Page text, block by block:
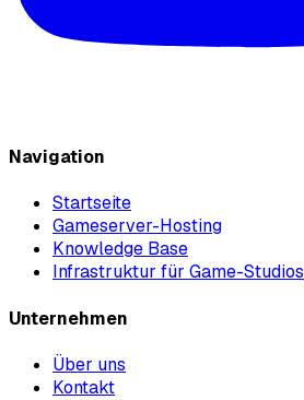
Navigation
Startseite
Gameserver-Hosting
Knowledge Base
Infrastruktur für Game-Studios
Unternehmen
Über uns
Kontakt